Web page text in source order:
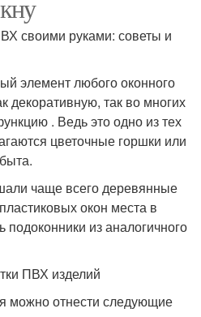
своими руками: советы и
элемент любого оконного
так во многих
. Ведь это одно из тех
цветочные горшки или
чаще всего деревянные
окон места в
подоконники из аналогичного
ПВХ изделий
можно отнести следующие